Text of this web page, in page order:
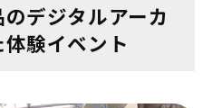
デジタルアーカ
験イベント